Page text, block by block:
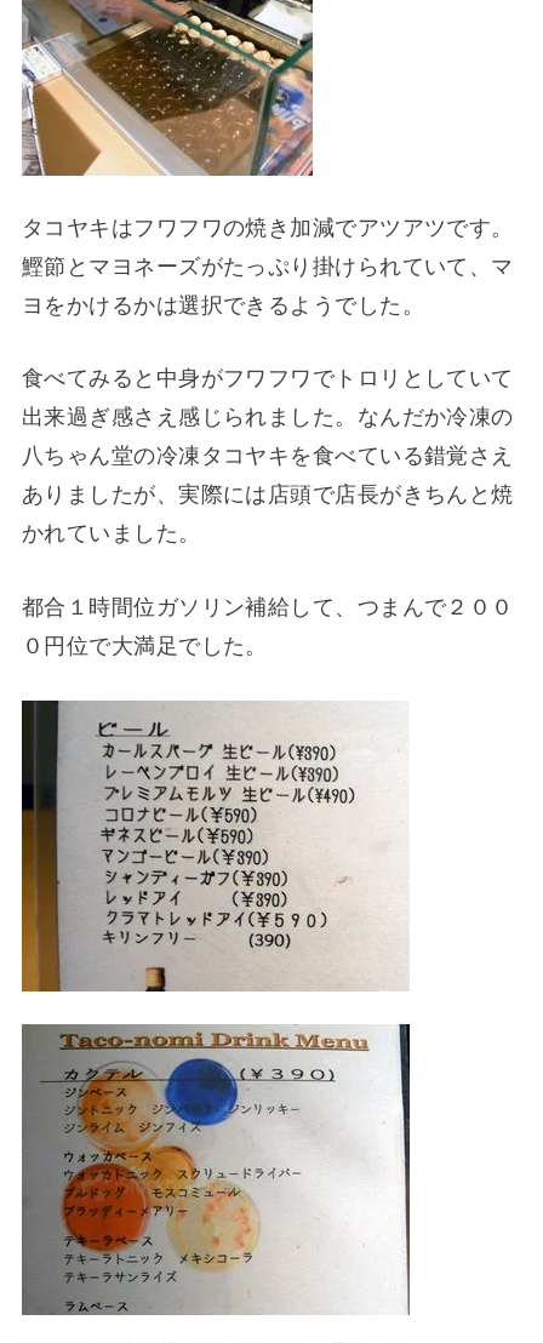
タコヤキはフワフワの焼き加減でアツアツです。
鰹節とマヨネーズがたっぷり掛けられていて、マ
ヨをかけるかは選択できるようでした。
食べてみると中身がフワフワでトロリとしていて
出来過ぎ感さえ感じられました。なんだか冷凍の
八ちゃん堂の冷凍タコヤキを食べている錯覚さえ
ありましたが、実際には店頭で店長がきちんと焼
かれていました。
都合１時間位ガソリン補給して、つまんで２００
０円位で大満足でした。